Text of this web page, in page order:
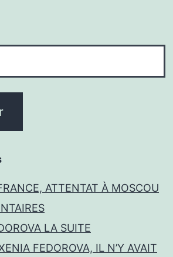
ATTENTAT À MOSCOU
LA SUITE
FEDOROVA, IL N’Y AVAIT